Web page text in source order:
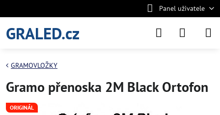
Panel uživatele
GRALED.cz
ORIGINÁL
GRAMOVLOŽKY
Gramo přenoska 2M Black Ortofon